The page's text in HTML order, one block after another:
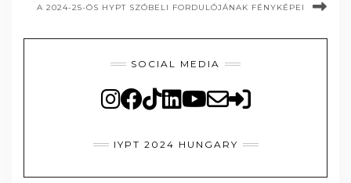
A 2024-25-ÖS HYPT SZÓBELI FORDULÓJÁNAK FÉNYKÉPEI
SOCIAL MEDIA
IYPT 2024 HUNGARY